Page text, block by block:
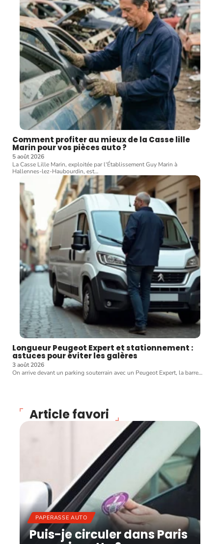
Comment profiter au mieux de la Casse lille
Marin pour vos pièces auto ?
5 août 2026
La Casse Lille Marin, exploitée par l'Établissement Guy Marin à
Hallennes-lez-Haubourdin, est…
Longueur Peugeot Expert et stationnement :
astuces pour éviter les galères
3 août 2026
On arrive devant un parking souterrain avec un Peugeot Expert, la barre…
Article favori
PAPERASSE AUTO
Puis-je circuler dans Paris